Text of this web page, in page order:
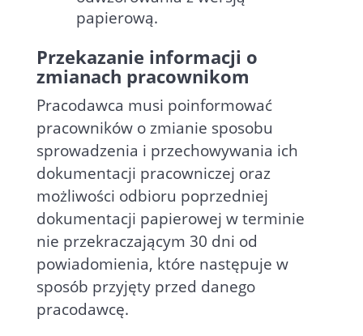
papierową.
Przekazanie informacji o
zmianach pracownikom
Pracodawca musi poinformować
pracowników o zmianie sposobu
sprowadzenia i przechowywania ich
dokumentacji pracowniczej oraz
możliwości odbioru poprzedniej
dokumentacji papierowej w terminie
nie przekraczającym 30 dni od
powiadomienia, które następuje w
sposób przyjęty przed danego
pracodawcę.